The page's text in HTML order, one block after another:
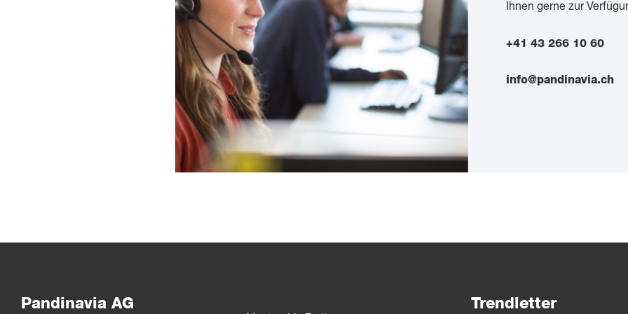
Ihnen gerne zur
+41 43 266 10 60
info@pandinavia.ch
Pandinavia AG Trendletter